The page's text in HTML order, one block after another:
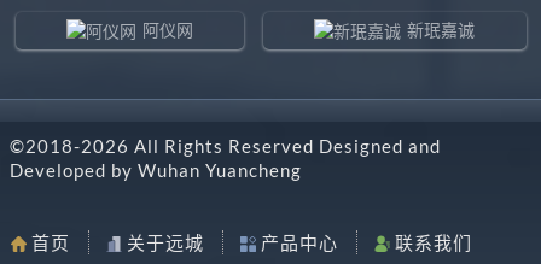
阿仪网 新珉嘉诚
东北制造网 药智通
©2018-2026 All Rights Reserved Designed and
Developed by Wuhan Yuancheng
首页 关于远城 产品中心 联系我们